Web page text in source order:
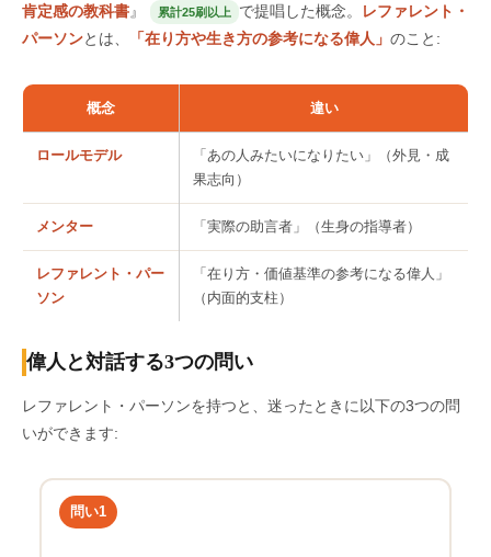
肯定感の教科書』 累計25刷以上 で提唱した概念。
レファレント・
パーソンとは、 「在り方や生き方の参考になる偉人」 のこと:
概念 違い
ロールモデル
「あの人みたいになりたい」（外見・成
果志向）
メンター 「実際の助言者」（生身の指導者）
レファレント・パー
ソン
「在り方・価値基準の参考になる偉人」
（内面的支柱）
偉人と対話する3つの問い
レファレント・パーソンを持つと、迷ったときに以下の3つの問
いができます:
問い1